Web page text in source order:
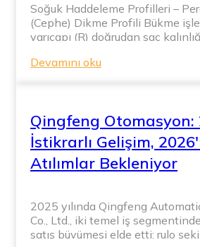
Soğuk Haddeleme Profilleri –
(Cephe) Dikme Profili Bükme
yarıçapı (R) doğrudan sac
veya deformasyonu önlemek için
Devamını oku
Qingfeng
İstikrarlı Gelişim,
Atılımlar Bekleniyor
2025 yılında Qingfeng
Co., Ltd., iki temel iş
satış büyümesi elde etti: rulo